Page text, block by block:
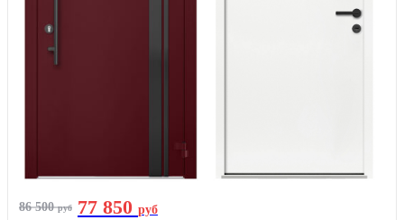
86 500руб 77 850 руб